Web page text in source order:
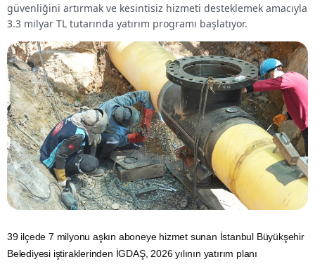
güvenliğini artırmak ve kesintisiz hizmeti desteklemek amacıyla
3.3 milyar TL tutarında yatırım programı başlatıyor.
39 ilçede 7 milyonu aşkın aboneye hizmet sunan İstanbul Büyükşehir
Belediyesi iştiraklerinden İGDAŞ, 2026 yılının yatırım planı